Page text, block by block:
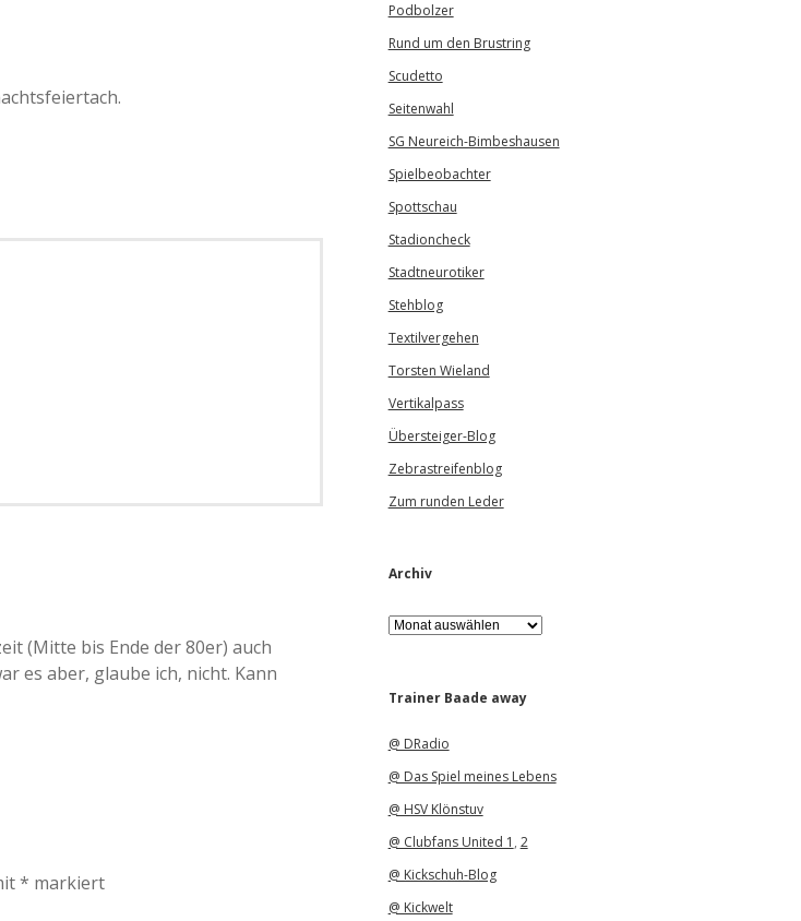
(Mitte bis Ende der 80er) auch
es aber, glaube ich, nicht. Kann
* markiert
Podbolzer
Rund um den Brustring
Scudetto
Seitenwahl
SG Neureich-Bimbeshausen
Spielbeobachter
Spottschau
Stadioncheck
Stadtneurotiker
Stehblog
Textilvergehen
Torsten Wieland
Vertikalpass
Übersteiger-Blog
Zebrastreifenblog
Zum runden Leder
Archiv
A
r
iTrainer Baade away
@ DRadio
@ Das Spiel meines Lebens
@ HSV Klönstuv
@ Clubfans United 1 , 2
@ Kickschuh-Blog
@ Kickwelt